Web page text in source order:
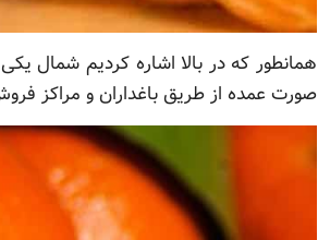
همانطور که در بالا اشاره کردیم شمال
صورت عمده از طریق باغداران و مراکز